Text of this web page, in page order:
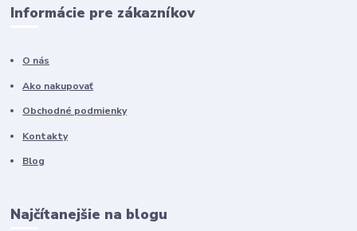
Informácie pre zákazníkov
O nás
Ako nakupovať
Obchodné podmienky
Kontakty
Blog
Najčítanejšie na blogu